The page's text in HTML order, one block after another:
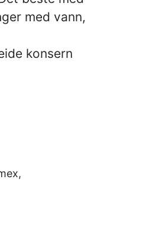
med vann,
konsern